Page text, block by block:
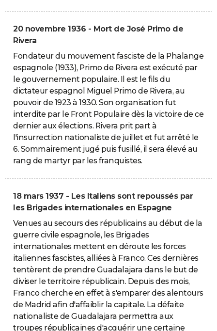
20 novembre 1936 - Mort de José Primo de
Rivera
Fondateur du mouvement fasciste de la Phalange
espagnole (1933), Primo de Rivera est exécuté par
le gouvernement populaire. Il est le fils du
dictateur espagnol Miguel Primo de Rivera, au
pouvoir de 1923 à 1930. Son organisation fut
interdite par le Front Populaire dès la victoire de ce
dernier aux élections. Rivera prit part à
l'insurrection nationaliste de juillet et fut arrêté le
6. Sommairement jugé puis fusillé, il sera élevé au
rang de martyr par les franquistes.
18 mars 1937 - Les Italiens sont repoussés par
les Brigades internationales en Espagne
Venues au secours des républicains au début de la
guerre civile espagnole, les Brigades
internationales mettent en déroute les forces
italiennes fascistes, alliées à Franco. Ces dernières
tentèrent de prendre Guadalajara dans le but de
diviser le territoire républicain. Depuis des mois,
Franco cherche en effet à s'emparer des alentours
de Madrid afin d'affaiblir la capitale. La défaite
nationaliste de Guadalajara permettra aux
troupes républicaines d'acquérir une certaine